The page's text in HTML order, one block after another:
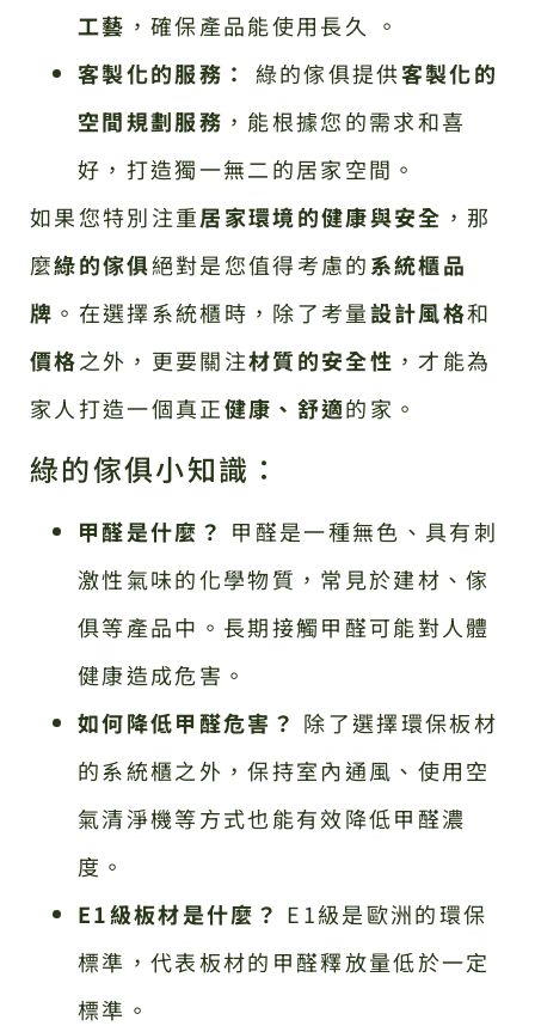
工藝 ，確保產品能使用長久 。
客製化的服務：
綠的傢俱提供客製化的
空間規劃服務 ，能根據您的需求和喜
好，打造獨一無二的居家空間。
如果您特別注重居家環境的健康與安全 ，那
麼綠的傢俱絕對是您值得考慮的系統櫃品
牌 。在選擇系統櫃時，除了考量設計風格和
價格之外，更要關注材質的安全性 ，才能為
家人打造一個真正健康、舒適的家。
綠的傢俱小知識：
甲醛是什麼？ 甲醛是一種無色、具有刺
激性氣味的化學物質，常見於建材、傢
俱等產品中。長期接觸甲醛可能對人體
健康造成危害。
如何降低甲醛危害？ 除了選擇環保板材
的系統櫃之外，保持室內通風、使用空
氣清淨機等方式也能有效降低甲醛濃
度。
E1級板材是什麼？ E1級是歐洲的環保
標準，代表板材的甲醛釋放量低於一定
標準。